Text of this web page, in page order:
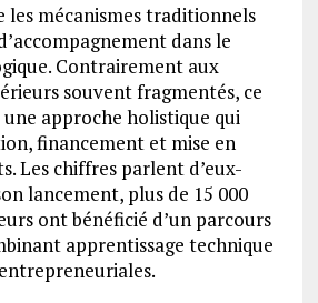
les mécanismes traditionnels
dans le
Contrairement aux
souvent fragmentés, ce
approche holistique qui
financement et mise en
Les chiffres parlent d’eux-
lancement, plus de 15 000
ont bénéficié d’un parcours
apprentissage technique